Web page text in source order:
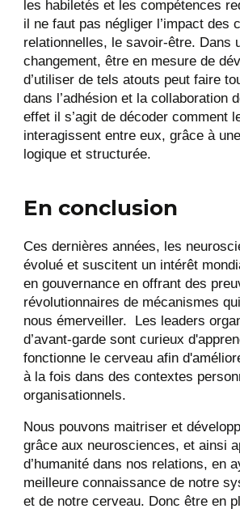
les habiletés et les compétences
il ne faut pas négliger l’impact des
relationnelles, le savoir-être. Dans
changement, être en mesure de
d’utiliser de tels atouts peut faire
dans l’adhésion et la collaboration
effet il s’agit de décoder comment
interagissent entre eux, grâce à
logique et structurée.
En conclusion
Ces dernières années, les
évolué et suscitent un intérêt
en gouvernance en offrant des
révolutionnaires de mécanismes
nous émerveiller. Les leaders
d’avant-garde sont curieux
fonctionne le cerveau afin
à la fois dans des contextes
organisationnels.
Nous pouvons maitriser et
grâce aux neurosciences, et ainsi
d’humanité dans nos relations, en
meilleure connaissance de notre
et de notre cerveau. Donc être en